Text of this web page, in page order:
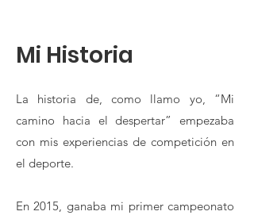
Mi Historia
La historia de, como llamo yo, “Mi
camino hacia el despertar” empezaba
con mis experiencias de competición en
el deporte.
En 2015, ganaba mi primer campeonato